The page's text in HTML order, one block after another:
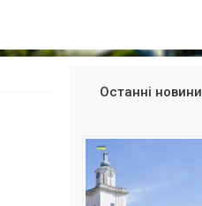
Останні новини